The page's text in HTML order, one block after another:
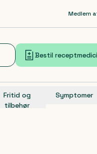
Medlem
Bestil
Fritid og
tilbehør
Symptomer